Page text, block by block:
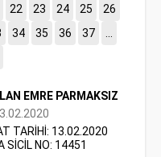
22 23 24 25
26
34 35 36 37
EMRE PARMAKSIZ
TARİHİ: 13.02.2020
SİCİL NO: 14451